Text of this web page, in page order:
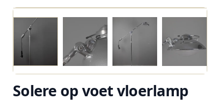
Solere op voet vloerlamp